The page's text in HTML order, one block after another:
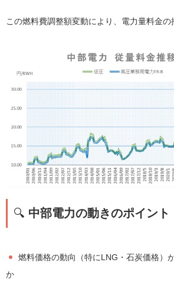
この燃料費調整額変動により、電力量料金の
🔍 中部電力の動きのポイント
燃料価格の動向（特にLNG・石炭価格）
か